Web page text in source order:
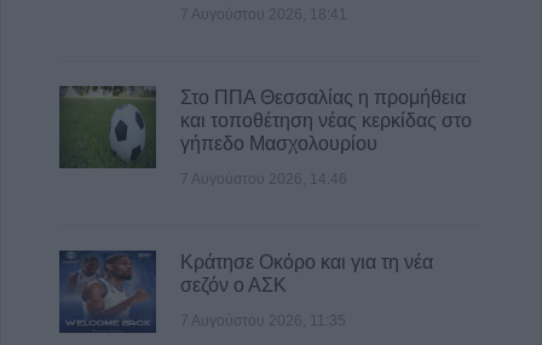
7 Αυγούστου 2026, 18:41
Στο ΠΠΑ Θεσσαλίας η προμήθεια
και τοποθέτηση νέας κερκίδας στο
γήπεδο Μασχολουρίου
7 Αυγούστου 2026, 14:46
Κράτησε Οκόρο και για τη νέα
σεζόν ο ΑΣΚ
7 Αυγούστου 2026, 11:35